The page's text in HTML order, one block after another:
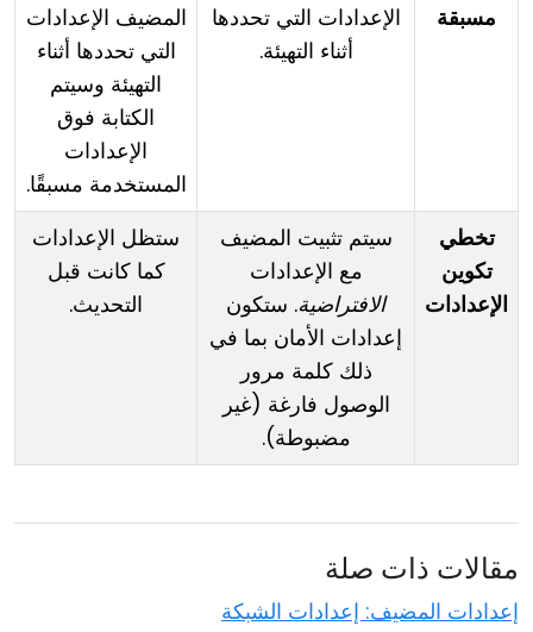
مسبقة
الإعدادات التي تحددها
أثناء التهيئة.
المضيف الإعدادات
التي تحددها أثناء
التهيئة وسيتم
الكتابة فوق
الإعدادات
المستخدمة مسبقًا.
تخطي
تكوين
الإعدادات
سيتم تثبيت المضيف
مع الإعدادات
الافتراضية. ستكون
إعدادات الأمان بما في
ذلك كلمة مرور
الوصول فارغة (غير
مضبوطة).
ستظل الإعدادات
كما كانت قبل
التحديث.
مقالات ذات صلة
إعدادات المضيف: إعدادات الشبكة